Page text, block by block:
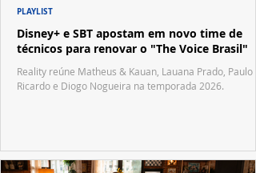
Disney+ e SBT apostam em novo time de
técnicos para renovar o "The Voice Brasil"
Reality reúne Matheus & Kauan, Lauana Prado, Paulo
Ricardo e Diogo Nogueira na temporada 2026.
PLAYLIST